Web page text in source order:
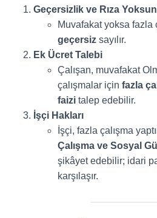
Geçersizlik ve Rıza
Muvafakat yoksa fazla
geçersiz sayılır.
Ek Ücret Talebi
Çalışan, muvafakat
çalışmalar için fazla
faizi talep edebilir.
İşçi Hakları
İşçi, fazla çalışma
Çalışma ve Sosyal
şikâyet edebilir; idari
karşılaşır.